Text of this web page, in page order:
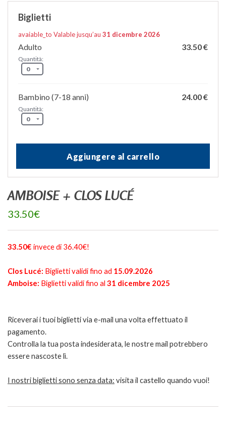
Biglietti
avaiable_to Valable jusqu’au 31 dicembre 2026
Adulto 33.50 €
Quantità:
Bambino (7-18 anni) 24.00 €
Quantità:
Aggiungere al carrello
AMBOISE + CLOS LUCÉ
33.50€
33.50€ invece di 36.40€!
Clos Lucé: Biglietti validi fino ad 15.09.2026
Amboise: Biglietti validi fino al 31 dicembre 2025
Riceverai i tuoi biglietti via e-mail una volta effettuato il
pagamento.
Controlla la tua posta indesiderata, le nostre mail potrebbero
essere nascoste lì.
I nostri biglietti sono senza data: visita il castello quando vuoi!